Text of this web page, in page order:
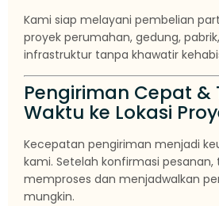
Kami siap melayani pembelian
proyek perumahan, gedung,
infrastruktur tanpa khawatir
Pengiriman Cepat &
Waktu ke Lokasi
Kecepatan pengiriman menjadi
kami. Setelah konfirmasi
memproses dan menjadwalkan
mungkin.